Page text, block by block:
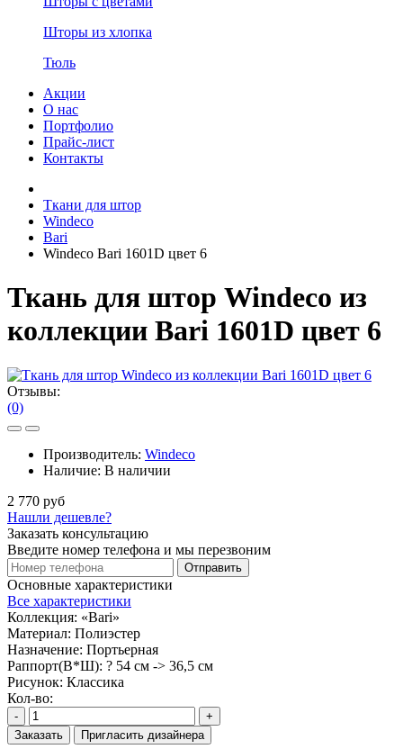
Шторы из хлопка
Тюль
Акции
О нас
Портфолио
Прайс-лист
Контакты
Ткани для штор
Windeco
Bari
Windeco Bari 1601D цвет 6
Ткань для штор Windeco из
коллекции Bari 1601D цвет 6
Отзывы:
(0)
Производитель: Windeco
Наличие: В наличии
2 770 руб
Нашли дешевле?
Заказать консультацию
Введите номер телефона и мы перезвоним
Отправить
Основные характеристики
Все характеристики
Коллекция: «Bari»
Материал: Полиэстер
Назначение: Портьерная
Раппорт(В*Ш): ? 54 см -> 36,5 см
Рисунок: Классика
Кол-во:
-
+
Заказать
Пригласить дизайнера